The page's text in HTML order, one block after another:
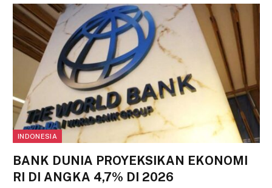
INDONESIA
BANK DUNIA PROYEKSIKAN EKONOMI
RI DI ANGKA 4,7% DI 2026